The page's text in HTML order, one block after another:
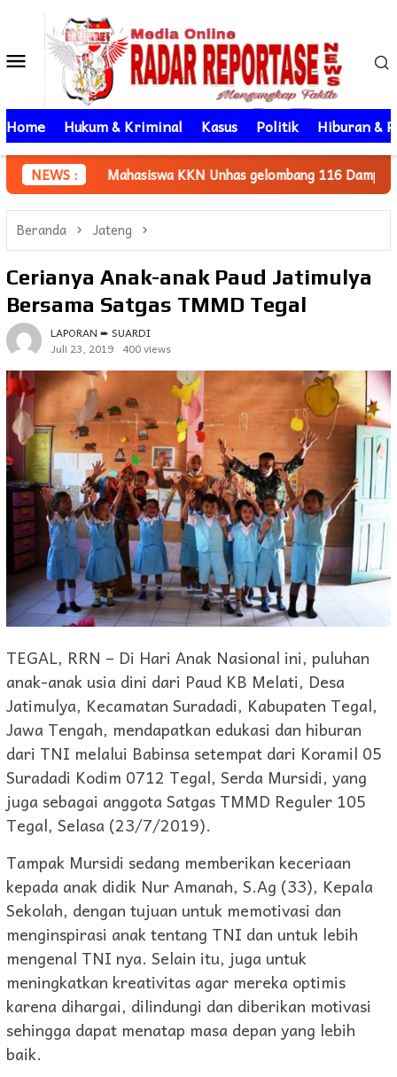
kontenMenu
Mobile
Home Hukum & Kriminal Kasus Politik Hiburan &
NEWS :
KKN Unhas gelombang 116 Dampingi UMKM
Beranda Jateng
Cerianya Anak-anak Paud Jatimulya
Bersama Satgas TMMD Tegal
LAPORAN ➨ SUARDI
Juli 23, 2019 400 views
TEGAL, RRN – Di Hari Anak Nasional ini, puluhan
anak-anak usia dini dari Paud KB Melati, Desa
Jatimulya, Kecamatan Suradadi, Kabupaten Tegal,
Jawa Tengah, mendapatkan edukasi dan hiburan
dari TNI melalui Babinsa setempat dari Koramil 05
Suradadi Kodim 0712 Tegal, Serda Mursidi, yang
juga sebagai anggota Satgas TMMD Reguler 105
Tegal, Selasa (23/7/2019).
Tampak Mursidi sedang memberikan keceriaan
kepada anak didik Nur Amanah, S.Ag (33), Kepala
Sekolah, dengan tujuan untuk memotivasi dan
menginspirasi anak tentang TNI dan untuk lebih
mengenal TNI nya. Selain itu, juga untuk
meningkatkan kreativitas agar mereka optimis
karena dihargai, dilindungi dan diberikan motivasi
sehingga dapat menatap masa depan yang lebih
baik.